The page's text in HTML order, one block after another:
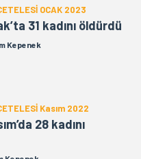
OCAK 2023
31 kadını öldürdü
Kepenek
Kasım 2022
28 kadını